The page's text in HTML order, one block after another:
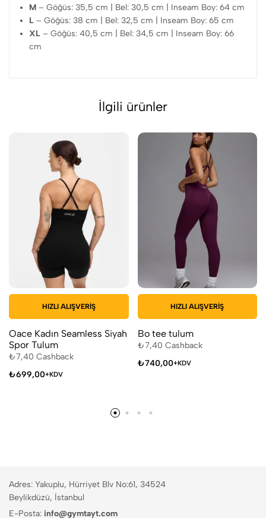
M – Göğüs: 35,5 cm | Bel: 30,5 cm | Inseam Boy: 64 cm
L – Göğüs: 38 cm | Bel: 32,5 cm | Inseam Boy: 65 cm
XL – Göğüs: 40,5 cm | Bel: 34,5 cm | Inseam Boy: 66
cm
İlgili ürünler
HIZLI ALIŞVERIŞ
Oace Kadın Seamless Siyah
Spor Tulum
₺7,40 Cashback
₺699,00+KDV
HIZLI ALIŞVERIŞ
Bo tee tulum
₺7,40 Cashback
₺740,00+KDV
Adres: Yakuplu, Hürriyet Blv No:61, 34524
Beylikdüzü, İstanbul
E-Posta: info@gymtayt.com